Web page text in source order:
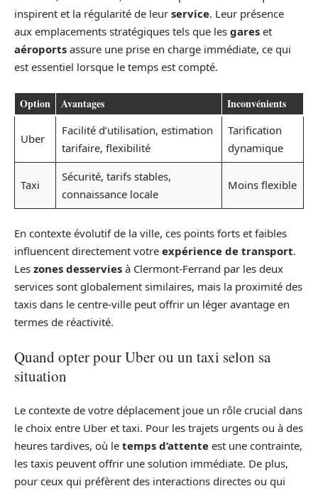
inspirent et la régularité de leur service. Leur présence
aux emplacements stratégiques tels que les gares et
aéroports assure une prise en charge immédiate, ce qui
est essentiel lorsque le temps est compté.
Option Avantages Inconvénients
Uber
Facilité d’utilisation, estimation
tarifaire, flexibilité
Tarification
dynamique
Taxi
Sécurité, tarifs stables,
connaissance locale
Moins flexible
En contexte évolutif de la ville, ces points forts et faibles
influencent directement votre expérience de transport.
Les zones desservies à Clermont-Ferrand par les deux
services sont globalement similaires, mais la proximité des
taxis dans le centre-ville peut offrir un léger avantage en
termes de réactivité.
Quand opter pour Uber ou un taxi selon sa
situation
Le contexte de votre déplacement joue un rôle crucial dans
le choix entre Uber et taxi. Pour les trajets urgents ou à des
heures tardives, où le temps d’attente est une contrainte,
les taxis peuvent offrir une solution immédiate. De plus,
pour ceux qui préfèrent des interactions directes ou qui